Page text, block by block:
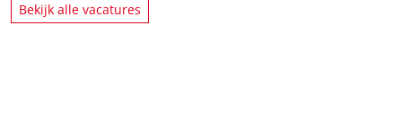
Bekijk alle vacatures